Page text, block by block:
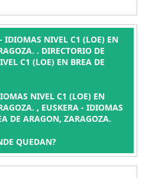
IDIOMAS NIVEL C1 (LOE) EN
. DIRECTORIO DE
C1 (LOE) EN BREA DE
NIVEL C1 (LOE) EN
, EUSKERA - IDIOMAS
DE ARAGON, ZARAGOZA.
QUEDAN?